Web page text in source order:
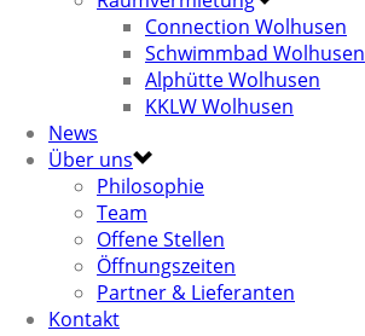
Connection Wolhusen
Schwimmbad Wolhusen
Alphütte Wolhusen
KKLW Wolhusen
News
Über uns
Philosophie
Team
Offene Stellen
Öffnungszeiten
Partner & Lieferanten
Kontakt